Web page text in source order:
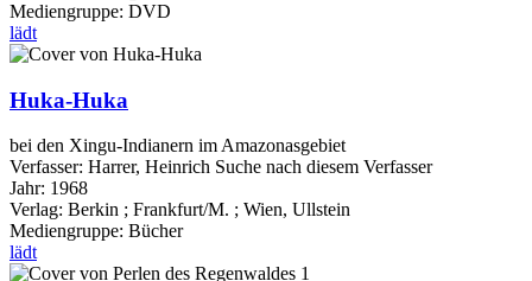
Mediengruppe: DVD
lädt
Huka-Huka
bei den Xingu-Indianern im Amazonasgebiet
Verfasser: Harrer, Heinrich Suche nach diesem Verfasser
Jahr: 1968
Verlag: Berkin ; Frankfurt/M. ; Wien, Ullstein
Mediengruppe: Bücher
lädt